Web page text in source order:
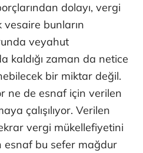
dolayı, vergi
bunların
veyahut
kaldığı zaman da netice
bir miktar değil.
ne de esnaf için verilen
çalışılıyor. Verilen
vergi mükellefiyetini
esnaf bu sefer mağdur